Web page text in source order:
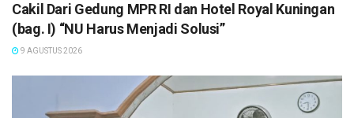
Cakil Dari Gedung MPR RI dan Hotel Royal Kuningan
(bag. I) “NU Harus Menjadi Solusi”
9 AGUSTUS 2026